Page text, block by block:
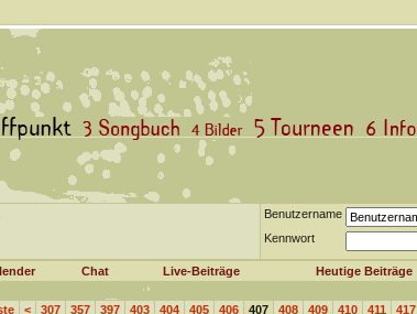
Benutzername
Kennwort
Chat Live-Beiträge Heutige Beiträge
< 307 357 397 403 404 405 406 407 408 409 410 411 417